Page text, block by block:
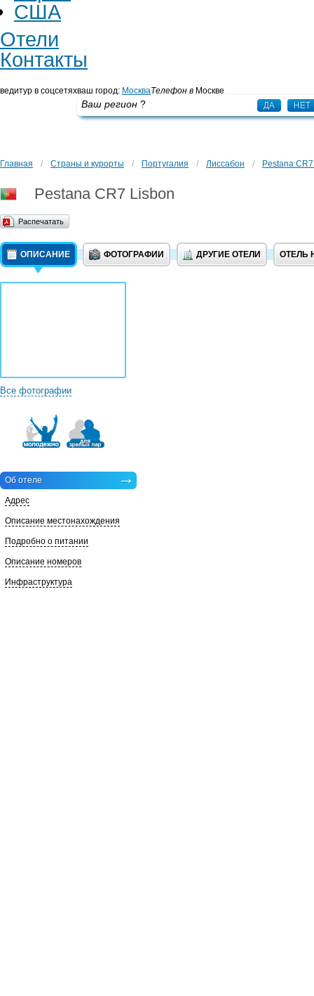
США
Отели
Контакты
ведитур в соцсетяхваш город: Москва
Ваш регион ? ДА НЕТ
Телефон в Москве
Главная / Страны и курорты / Португалия / Лиссабон / Pestana
Pestana CR7 Lisbon
Распечатать
ОПИСАНИЕ ФОТОГРАФИИ ДРУГИЕ ОТЕЛИ ОТЕЛЬ
Все фотографии
Об отеле
Адрес
Описание местонахождения
Подробно о питании
Описание номеров
Инфраструктура